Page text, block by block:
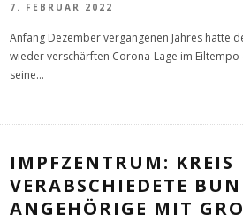
7. FEBRUAR 2022
Anfang Dezember vergangenen Jahres hatte
wieder verschärften Corona-Lage im
seine...
IMPFZENTRUM: KREIS
VERABSCHIEDETE
ANGEHÖRIGE MIT